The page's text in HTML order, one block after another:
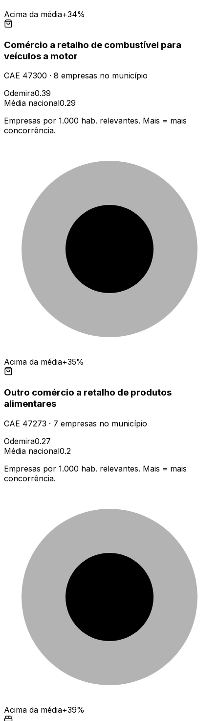
Acima da média+34%
Comércio a retalho de combustível para
veículos a motor
CAE 47300 · 8 empresas no município
Odemira0.39
Média nacional0.29
Empresas por 1.000 hab. relevantes. Mais = mais
concorrência.
Acima da média+35%
Outro comércio a retalho de produtos
alimentares
CAE 47273 · 7 empresas no município
Odemira0.27
Média nacional0.2
Empresas por 1.000 hab. relevantes. Mais = mais
concorrência.
Acima da média+39%